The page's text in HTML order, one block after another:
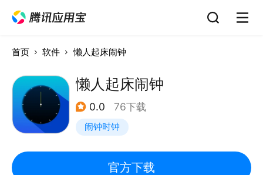
首页 软件 懒人起床闹钟
懒人起床闹钟
0.0 76下载
闹钟时钟
官方下载